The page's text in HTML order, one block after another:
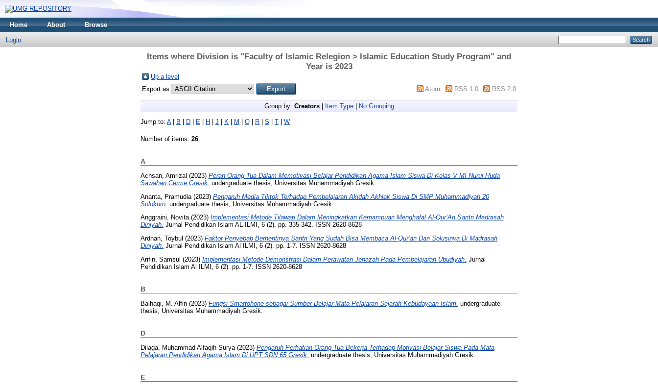
Home About Browse
Login
Items where Division is "Faculty of Islamic Relegion > Islamic Education Study Program" and
Year is 2023
Up a level
Export as
Atom RSS 1.0 RSS 2.0
Group by: Creators| Item Type| No Grouping
Jump to: A| B D E H J K M Q R S T W
Number of items: 26.
A
Achsan, Amrizal (2023) Peran Orang Tua Dalam Memotivasi Belajar Pendidikan Agama Islam Siswa Di Kelas V MI Nurul Huda
Sawahan Cerme Gresik. undergraduate thesis, Universitas Muhammadiyah Gresik.
Ananta, Pramudia (2023) Pengaruh Media Tiktok Terhadap Pembelajaran Akidah Akhlak Siswa Di SMP Muhammadiyah 20
Solokuro. undergraduate thesis, Universitas Muhammadiyah Gresik.
Anggraini, Novita(2023) Implementasi Metode Tilawati Dalam Meningkatkan Kemampuan Menghafal Al-Qur’An Santri Madrasah
Diniyah. Jurnal Pendidikan Islam AL-ILMI, 6 (2). pp. 335-342. ISSN 2620-8628
Ardhan, Toybul (2023) Faktor Penyebab Berhentinya Santri Yang Sudah Bisa Membaca Al-Qur’an Dan Solusinya Di Madrasah
Diniyah. Jurnal Pendidikan Islam Al ILMI, 6 (2). pp. 1-7. ISSN 2620-8628
Arifin, Samsul (2023) Implementasi Metode Demonstrasi Dalam Perawatan Jenazah Pada Pembelajaran Ubudiyah. Jurnal
Pendidikan Islam Al ILMI, 6 (2). pp. 1-7. ISSN 2620-8628
B
Baihaqi, M. Alfin (2023) Fungsi Smartohone sebagai Sumber Belajar Mata Pelajaran Sejarah Kebudayaan Islam. undergraduate
thesis, Universitas Muhammadiyah Gresik.
D
Dilaga, Muhammad Alfaqih Surya (2023) Pengaruh Perhatian Orang Tua Bekerja Terhadap Motivasi Belajar Siswa Pada Mata
Pelajaran Pendidikan Agama Islam Di UPT SDN 65 Gresik. undergraduate thesis, Universitas Muhammadiyah Gresik.
E